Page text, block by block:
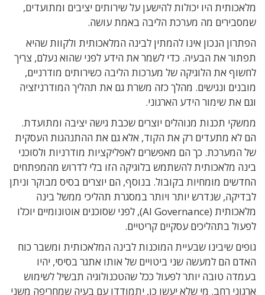
מלאכותית היו יכולות להישען על שירותים יציבים ומתועדים,
שמסבירים מה מערכת הליבה באמת עושה.
הפתרון הנכון אינו להמתין לבינה המלאכותית ולקוות שהיא
תפתור את הבעיה. כדי לשמר את הידע לפני שהוא נעלם, צריך
לחשוף את הלוגיקה של מערכות הליבה כשירותים מודרניים,
מובנים ונגישים. מהלך כזה משרת גם את תהליך המודרניזציה
וגם את שימור הידע הארגוני.
ממשקי תכנות מנוהלים יוצרים שכבת גישה יציבה ומתועדת.
הם לא מתעדים רק את הקוד, אלא גם את ההתנהגות העסקית
של המערכת. כך הם מאפשרים לאפליקציות מודרניות ולסוכני
בינה מלאכותית להשתמש בלוגיקה הזו בלי לדרוש מהמפתחים
החדשים מומחיות בקובול. בנוסף, הם יוצרים בסיס מבוקר וניתן
לבדיקה, שנדרש יותר ויותר במסגרת תהליכי ממשל בינה
מלאכותית (AI Governance), לפני שסוכנים אוטונומיים יוכלו
לפעול בתהליכים עסקיים קריטיים.
גופים שיבינו שבעיית המוכנות לבינה המלאכותית ומשבר כוח
האדם הם למעשה שני ביטויים של אותו אתגר בסיסי, יהיו
בעמדה טובה יותר לפעול ככל שהטכנולוגיה תבשיל לשימוש
ארגוני רחב. מי שלא יעשו כן, יתמודדו עם בעיה שמחריפה משני